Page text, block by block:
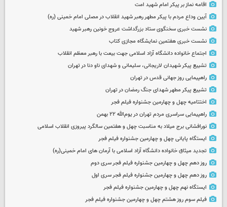
اقامه نماز بر پیکر امام شهید امت
آیین وداع مردم با پیکر مطهر رهبر شهید انقلاب در مصلی امام خمینی (ره)
نشست خبری سخنگوی ستاد بزرگداشت عروج خونین رهبر شهید
نشست خبری هفتمین نمایشگاه مجازی کتاب
اجتماع خانواده دانشگاه آزاد اسلامی جهت بیعت با رهبر معظم انقلاب
تشییع پیکر شهیدان لاریجانی، سلیمانی و شهدای ناو دنا در تهران
راهپیمایی روز جهانی قدس در تهران
تشییع پیکر مطهر شهدای جنگ رمضان در تهران
اختتامیه چهل و چهارمین جشنواره فیلم فجر
راهپیمایی سراسری مردم تهران در یوم‌الله ۲۲ بهمن
نورافشانی برج میلاد به مناسبت چهل‌ و هفتمین سالگرد پیروزی انقلاب اسلامی
ایستگاه پایانی چهل و چهارمین جشنواره فیلم فجر
تجدید میثاق خانواده دانشگاه آزاد اسلامی با آرمان های امام خمینی(ره)
روز دهم چهل و چهارمین جشنواره فیلم فجر سری دوم
روز دهم چهل و چهارمین جشنواره فیلم فجر سری اول
ایستگاه نهم چهل و چهارمین جشنواره فیلم فجر
فیلم سوم روز هشتم چهل و چهارمین جشنواره فیلم فجر